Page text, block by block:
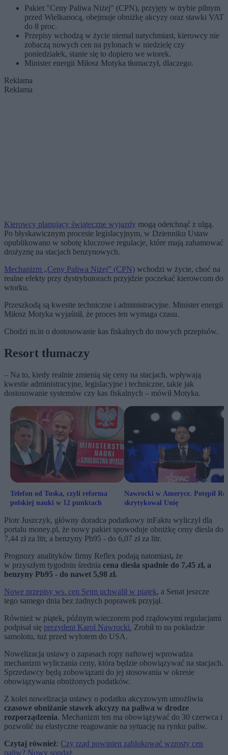
Pakiet "Ceny Paliwa Niżej" (CPN), przyjęty w trybie pilnym
przed Wielkanocą, obejmuje obniżkę akcyzy oraz stawki VAT
do 8 proc.
Przepisy wchodzą w życie niemal natychmiast, kierowcy nie
zobaczą nowych cen na pylonach w niedzielę czy
poniedziałek, stanie się to dopiero we wtorek.
Minister energii Miłosz Motyka tłumaczył, dlaczego.
Reklama
Reklama
Kierowcy planujący świąteczne wyjazdy mogą odetchnąć z ulgą.
Po błyskawicznym procesie legislacyjnym, w Dzienniku Ustaw
opublikowano w sobotę kluczowe regulacje, które mają zahamować
drożyznę na stacjach benzynowych.
Mechanizm „Ceny Paliwa Niżej” (CPN) wchodzi w życie, choć na
realne efekty przy dystrybutorach przyjdzie poczekać kierowcom do
wtorku.
Przeszkodą są kwestie techniczne i administracyjne. Minister energii
Miłosz Motyka wyjaśnił, że proces ten wymaga czasu.
Chodzi m.in o dostosowanie kas fiskalnych do nowych przepisów.
Resort tłumaczy
– Na to, kiedy realnie zmienią się ceny na stacjach, wpływają
kwestie administracyjne, legislacyjne i techniczne, takie jak
dostosowanie systemów czy kas fiskalnych – mówił Motyka.
Telefon od Tuska, czyli reforma
polskiej nauki w 12 punktach
Nawrocki w Ameryce. Potępił
skrytykował Unię
Piotr Juszczyk, główny doradca podatkowy inFaktu wyliczył dla
portalu money.pl, że nowy pakiet spowoduje obniżkę ceny diesla do
7,44 zł za litr, a benzyny Pb95 - do 6,07 zł za litr.
Prognozy analityków firmy Reflex podają natomiast, że
w przyszłym tygodniu średnia cena diesla spadnie do 7,45 zł, a
benzyny Pb95 - do nawet 5,98 zł.
Nowe przepisy ws. cen Sejm uchwalił w piątek, a Senat jeszcze
tego samego dnia bez żadnych poprawek przyjął.
Również w piątek, późnym wieczorem pod rządowymi regulacjami
podpisał się prezydent Karol Nawrocki. Zrobił to na pokładzie
samolotu, tuż przed wylotem do USA.
Nowelizacja ustawy o zapasach ropy naftowej wprowadza
mechanizm wyliczania ceny, która będzie obowiązywać na stacjach.
Sprzedawcy będą zobowiązani do jej stosowania w okresie
obowiązywania obniżonych podatków.
Z kolei nowelizacja ustawy o podatku akcyzowym umożliwia
czasowe obniżanie stawek akcyzy na paliwa w drodze
rozporządzenia. Mechanizm ten ma obowiązywać do 30 czerwca i
pozwolić na elastyczne reagowanie na sytuację na rynku paliw.
Czytaj również: Czy rząd powinien zablokować wzrosty cen
paliw? Nowy sondaż